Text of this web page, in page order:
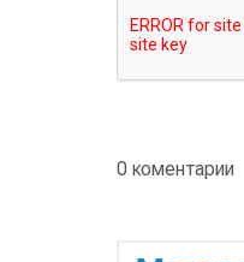
0 коментарии